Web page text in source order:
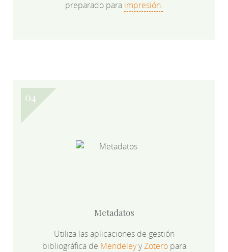
preparado para impresión.
Metadatos
Utiliza las aplicaciones de gestión
bibliográfica de MendeleyyZoteropara